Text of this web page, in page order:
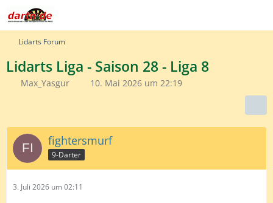
Lidarts Forum
Lidarts Liga - Saison 28 - Liga 8
Max_Yasgur 10. Mai 2026 um 22:19
fightersmurf
9-Darter
3. Juli 2026 um 02:11